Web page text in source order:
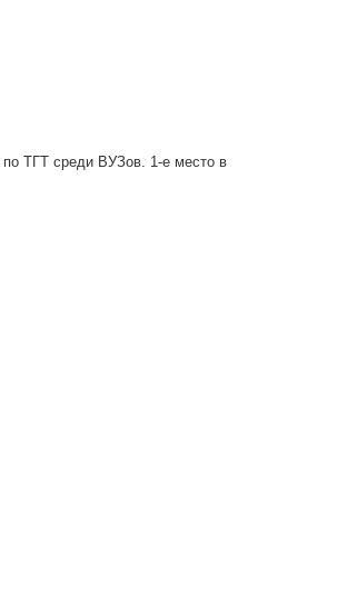
по ТГТ среди ВУЗов. 1-е место в